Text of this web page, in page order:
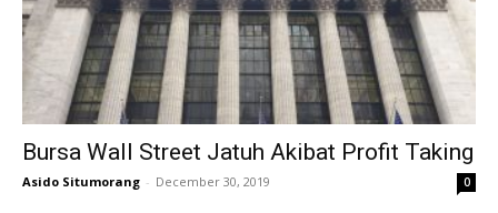
Bursa Wall Street Jatuh Akibat Profit Taking
Asido Situmorang - December 30, 2019 0